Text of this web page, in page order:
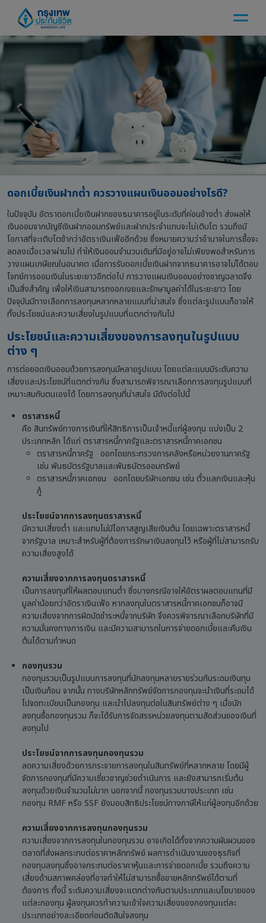
ดอกเบี้ยเงินฝากต่ำ ควรวางแผนเงินออมอย่างไรดี?
ในปัจจุบัน อัตราดอกเบี้ยเงินฝากของธนาคารอยู่ในระดับที่ค่อนข้างต่ำ ส่งผลให้
เงินออมจากบัญชีเงินฝากออมทรัพย์และฝากประจำแทบจะไม่เติบโต รวมถึงมี
โอกาสที่จะเติบโตช้ากว่าอัตราเงินเฟ้ออีกด้วย ซึ่งหมายความว่าอำนาจในการซื้อจะ
ลดลงเมื่อเวลาผ่านไป ทำให้เงินออมจำนวนเดิมที่มีอยู่อาจไม่เพียงพอสำหรับการ
วางแผนเกษียณในอนาคต เมื่อการรับดอกเบี้ยเงินฝากจากธนาคารอาจไม่ได้ตอบ
โจทย์การออมเงินในระยะยาวอีกต่อไป การวางแผนเงินออมอย่างชาญฉลาดจึง
เป็นสิ่งสำคัญ เพื่อให้เงินสามารถงอกเงยและรักษามูลค่าได้ในระยะยาว โดย
ปัจจุบันมีทางเลือกการลงทุนหลากหลายแบบที่น่าสนใจ ซึ่งแต่ละรูปแบบก็อาจให้
ทั้งประโยชน์และความเสี่ยงในรูปแบบที่แตกต่างกันไป
ประโยชน์และความเสี่ยงของการลงทุนในรูปแบบ
ต่าง ๆ
การต่อยอดเงินออมด้วยการลงทุนมีหลายรูปแบบ โดยแต่ละแบบมีระดับความ
เสี่ยงและประโยชน์ที่แตกต่างกัน ซึ่งสามารถพิจารณาเลือกการลงทุนรูปแบบที่
เหมาะสมกับตนเองได้ โดยการลงทุนที่น่าสนใจ มีดังต่อไปนี้
ตราสารหนี้
คือ สินทรัพย์ทางการเงินที่ให้สิทธิการเป็นเจ้าหนี้แก่ผู้ลงทุน แบ่งเป็น 2
ประเภทหลัก ได้แก่ ตราสารหนี้ภาครัฐและตราสารหนี้ภาคเอกชน
ตราสารหนี้ภาครัฐ ออกโดยกระทรวงการคลังหรือหน่วยงานภาครัฐ
เช่น พันธบัตรรัฐบาลและพันธบัตรออมทรัพย์
ตราสารหนี้ภาคเอกชน ออกโดยบริษัทเอกชน เช่น ตั๋วแลกเงินและหุ้น
กู้
ประโยชน์จากการลงทุนตราสารหนี้
มีความเสี่ยงต่ำ และแทบไม่มีโอกาสสูญเสียเงินต้น โดยเฉพาะตราสารหนี้
จากรัฐบาล เหมาะสำหรับผู้ที่ต้องการรักษาเงินลงทุนไว้ หรือผู้ที่ไม่สามารถรับ
ความเสี่ยงสูงได้
ความเสี่ยงจากการลงทุนตราสารหนี้
เป็นการลงทุนที่ให้ผลตอบแทนต่ำ ซึ่งบางกรณีอาจให้อัตราผลตอบแทนที่มี
มูลค่าน้อยกว่าอัตราเงินเฟ้อ หากลงทุนในตราสารหนี้ภาคเอกชนก็อาจมี
ความเสี่ยงจากการผิดนัดชำระหนี้จากบริษัท จึงควรพิจารณาเลือกบริษัทที่มี
ความมั่นคงทางการเงิน และมีความสามารถในการจ่ายดอกเบี้ยและคืนเงิน
ต้นได้ตามกำหนด
กองทุนรวม
กองทุนรวมเป็นรูปแบบการลงทุนที่นักลงทุนหลายรายร่วมกันระดมเงินทุน
เป็นเงินก้อน จากนั้น ทางบริษัทหลักทรัพย์จัดการกองทุนจะนำเงินที่ระดมได้
ไปจดทะเบียนเป็นกองทุน และนำไปลงทุนต่อในสินทรัพย์ต่าง ๆ เมื่อนัก
ลงทุนซื้อกองทุนรวม ก็จะได้รับการจัดสรรหน่วยลงทุนตามสัดส่วนของเงินที่
ลงทุนไป
ประโยชน์จากการลงทุนกองทุนรวม
ลดความเสี่ยงด้วยการกระจายการลงทุนในสินทรัพย์ที่หลากหลาย โดยมีผู้
จัดการกองทุนที่มีความเชี่ยวชาญช่วยดำเนินการ และยังสามารถเริ่มต้น
ลงทุนด้วยเงินจำนวนไม่มาก นอกจากนี้ กองทุนรวมบางประเภท เช่น
กองทุน RMF หรือ SSF ยังมอบสิทธิประโยชน์ทางภาษีให้แก่ผู้ลงทุนอีกด้วย
ความเสี่ยงจากการลงทุนกองทุนรวม
ความเสี่ยงจากการลงทุนในกองทุนรวม อาจเกิดได้ทั้งจากความผันผวนของ
ตลาดที่ส่งผลกระทบต่อราคาหลักทรัพย์ ผลการดำเนินงานของธุรกิจที่
กองทุนลงทุนซึ่งอาจกระทบต่อราคาหุ้นและการจ่ายดอกเบี้ย รวมถึงความ
เสี่ยงด้านสภาพคล่องที่อาจทำให้ไม่สามารถซื้อขายหลักทรัพย์ได้ตามที่
ต้องการ ทั้งนี้ ระดับความเสี่ยงจะแตกต่างกันตามประเภทและนโยบายของ
แต่ละกองทุน ผู้ลงทุนควรทำความเข้าใจความเสี่ยงของกองทุนแต่ละ
ประเภทอย่างละเอียดก่อนตัดสินใจลงทุน